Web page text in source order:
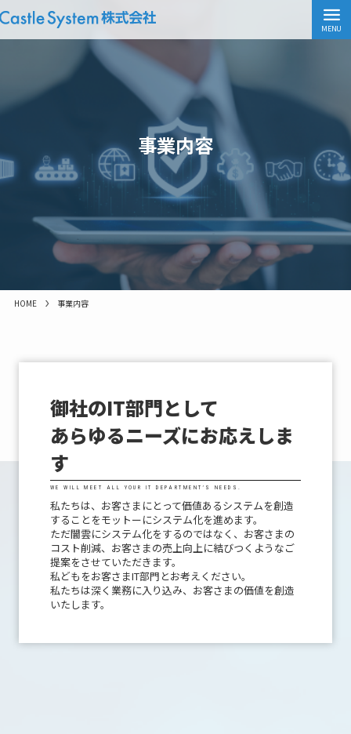
MENU
事業内容
HOME 事業内容
御社のIT部門として
あらゆるニーズにお応えしま
す
WE WILL MEET ALL YOUR IT DEPARTMENT’S NEEDS.
私たちは、お客さまにとって価値あるシステムを創造
することをモットーにシステム化を進めます。
ただ闇雲にシステム化をするのではなく、お客さまの
コスト削減、お客さまの売上向上に結びつくようなご
提案をさせていただきます。
私どもをお客さまIT部門とお考えください。
私たちは深く業務に入り込み、お客さまの価値を創造
いたします。